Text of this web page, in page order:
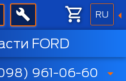
RU
FORD
961-06-60